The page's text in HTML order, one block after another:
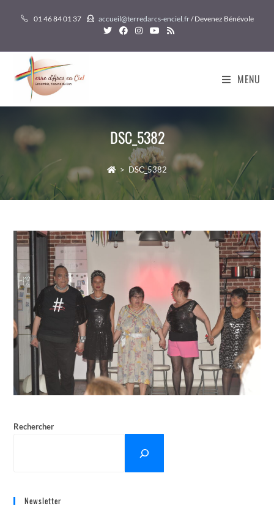
01 46 84 01 37 accueil@terredarcs-enciel.fr/ Devenez Bénévole
MENU
DSC_5382
> DSC_5382
Rechercher
Newsletter